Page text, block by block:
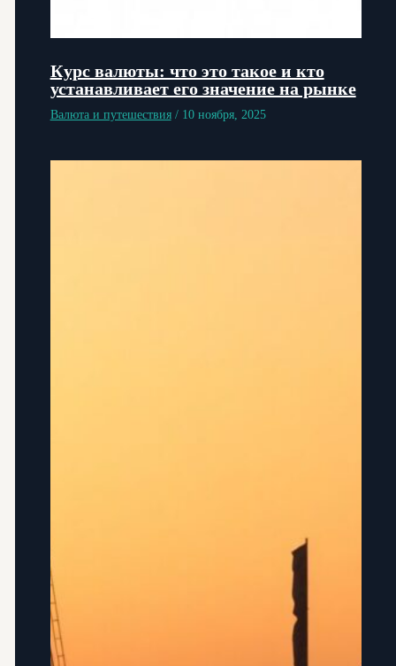
Курс валюты: что это такое и кто
устанавливает его значение на рынке
Валюта и путешествия/ 10 ноября, 2025